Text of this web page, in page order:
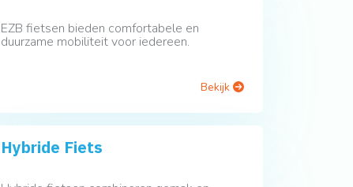
EZB fietsen bieden comfortabele en
duurzame mobiliteit voor iedereen.
Bekijk
Hybride Fiets